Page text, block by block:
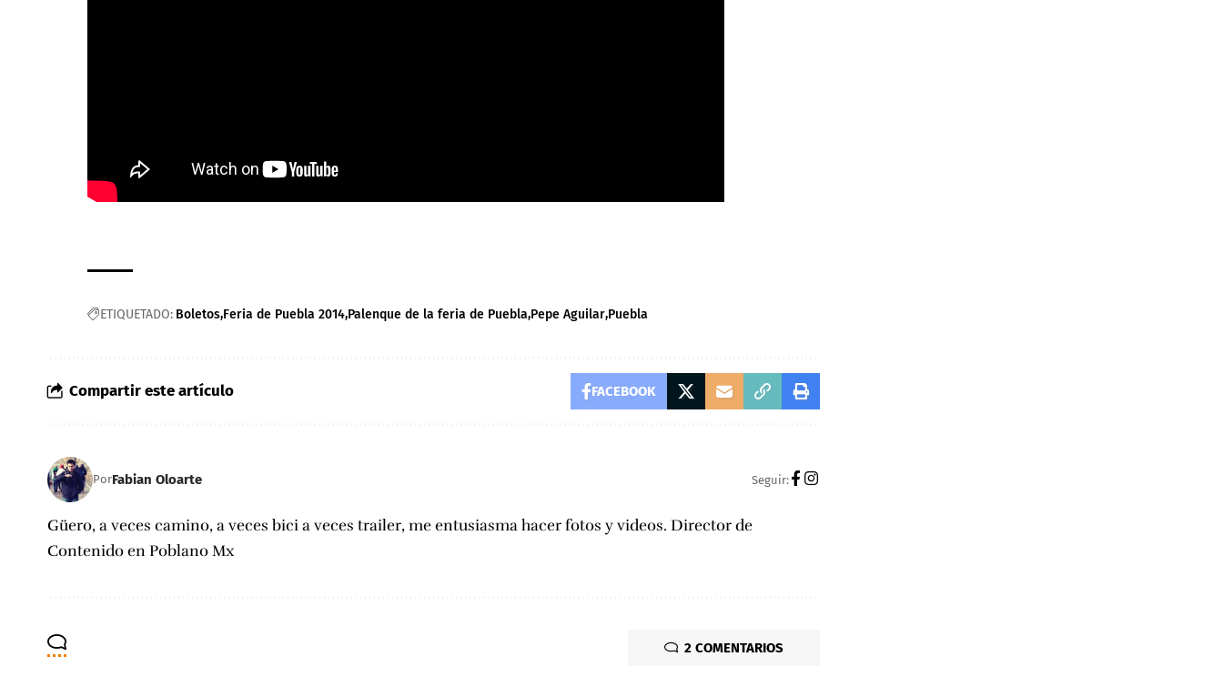
ETIQUETADO: Boletos Feria de Puebla 2014 Palenque de la feria de Puebla Pepe Aguilar Puebla
Compartir este artículo FACEBOOK
PorFabian Oloarte Seguir:
Güero, a veces camino, a veces bici a veces trailer, me entusiasma hacer fotos y videos. Director de
Contenido en Poblano Mx
2 COMENTARIOS